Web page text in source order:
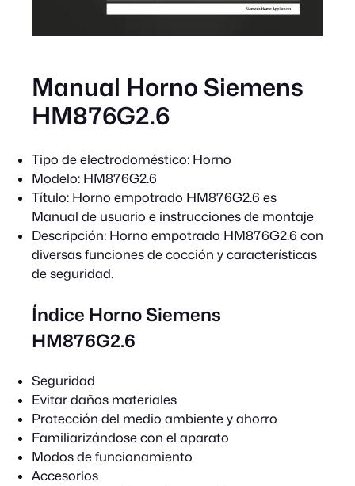
Manual Horno Siemens
HM876G2.6
Tipo de electrodoméstico: Horno
Modelo: HM876G2.6
Título: Horno empotrado HM876G2.6 es
Manual de usuario e instrucciones de montaje
Descripción: Horno empotrado HM876G2.6 con
diversas funciones de cocción y características
de seguridad.
Índice Horno Siemens
HM876G2.6
Seguridad
Evitar daños materiales
Protección del medio ambiente y ahorro
Familiarizándose con el aparato
Modos de funcionamiento
Accesorios